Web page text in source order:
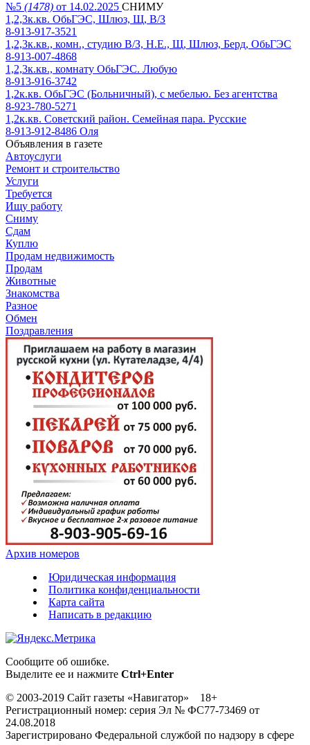
№5 (1478) от 14.02.2025 СНИМУ
1,2,3к.кв. ОбьГЭС, Шлюз, Щ, В/З
8-913-917-3521
1,2,3к.кв., комн., студию В/З, Н.Е., Щ, Шлюз, Берд, ОбьГЭС
8-913-007-4868
1,2,3к.кв., комнату ОбьГЭС. Любую
8-913-916-3742
1,2к.кв. ОбьГЭС (Больничный), с мебелью. Без агентства
8-923-780-5271
1,2к.кв. Советский район. Семейная пара. Русские
8-913-912-8486 Оля
Объявления в газете
Автоуслуги
Ремонт и строительство
Услуги
Требуется
Ищу работу
Сниму
Сдам
Куплю
Продам недвижимость
Продам
Животные
Знакомства
Разное
Обмен
Поздравления
Архив номеров
Юридическая информация
Политика конфиденциальности
Карта сайта
Написать в редакцию
Сообщите об ошибке.
Выделите ее и нажмите Ctrl+Enter
© 2003-2019 Сайт газеты «Навигатор» 18+
Регистрационный номер: серия Эл № ФС77-73469 от
24.08.2018
Зарегистрировано Федеральной службой по надзору в сфере